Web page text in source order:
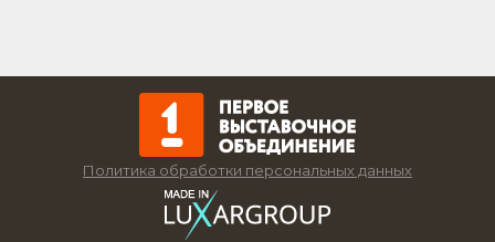
Политика обработки персональных данных